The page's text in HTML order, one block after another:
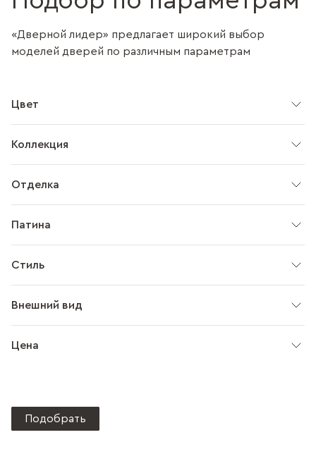
«Дверной лидер» предлагает широкий выбор
моделей дверей по различным параметрам
Цвет
Коллекция
Отделка
Патина
Стиль
Внешний вид
Цена
Подобрать